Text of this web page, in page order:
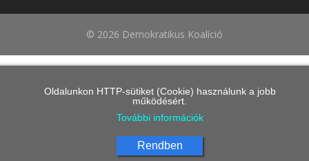
© 2026 Demokratikus Koalíció
Oldalunkon HTTP-sütiket (Cookie) használunk a jobb
működésért.
További információk